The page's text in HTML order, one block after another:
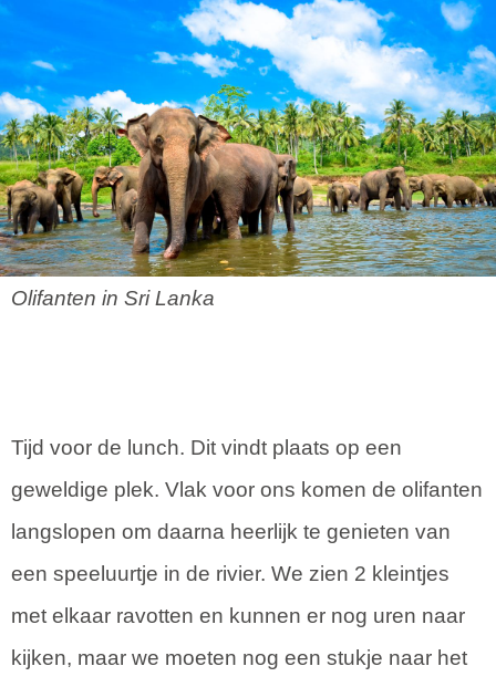
Olifanten in Sri Lanka
Tijd voor de lunch. Dit vindt plaats op een
geweldige plek. Vlak voor ons komen de olifanten
langslopen om daarna heerlijk te genieten van
een speeluurtje in de rivier. We zien 2 kleintjes
met elkaar ravotten en kunnen er nog uren naar
kijken, maar we moeten nog een stukje naar het